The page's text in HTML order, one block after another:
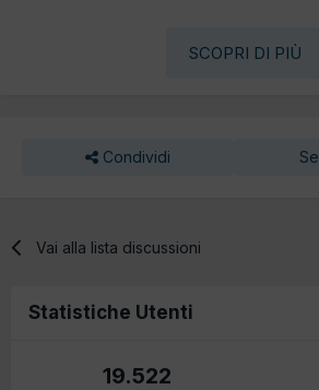
SCOPRI DI PIÙ
Condividi
Vai alla lista discussioni
Statistiche Utenti
19.522